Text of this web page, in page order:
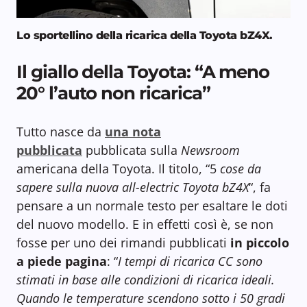
Lo sportellino della ricarica della Toyota bZ4X.
Il giallo della Toyota: “A meno
20° l’auto non ricarica”
Tutto nasce da una nota
pubblicata pubblicata sulla Newsroom
americana della Toyota. Il titolo, “5 cose da
sapere sulla nuova all-electric Toyota bZ4X“, fa
pensare a un normale testo per esaltare le doti
del nuovo modello. E in effetti così è, se non
fosse per uno dei rimandi pubblicati in piccolo
a piede pagina: “I tempi di ricarica CC sono
stimati in base alle condizioni di ricarica ideali.
Quando le temperature scendono sotto i 50 gradi